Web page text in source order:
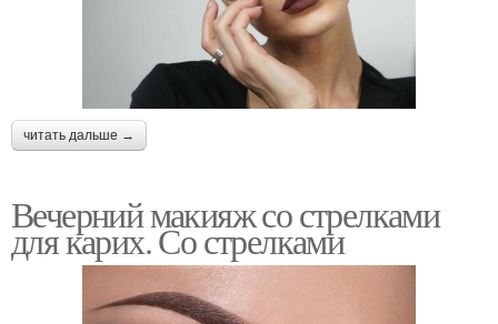
читать дальше →
Вечерний макияж со стрелками
для карих. Со стрелками